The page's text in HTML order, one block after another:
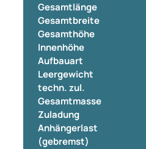
Gesamtlänge
Gesamtbreite
Gesamthöhe
Innenhöhe
Aufbauart
Leergewicht
techn. zul.
Gesamtmasse
Zuladung
Anhängerlast
(gebremst)